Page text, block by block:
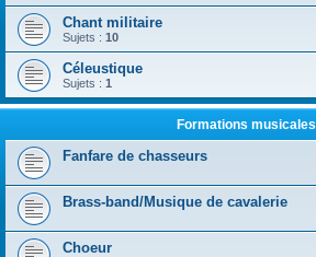
Chant militaire
Sujets : 10
Céleustique
Sujets : 1
Formations musicales
Fanfare de chasseurs
Brass-band/Musique de cavalerie
Choeur